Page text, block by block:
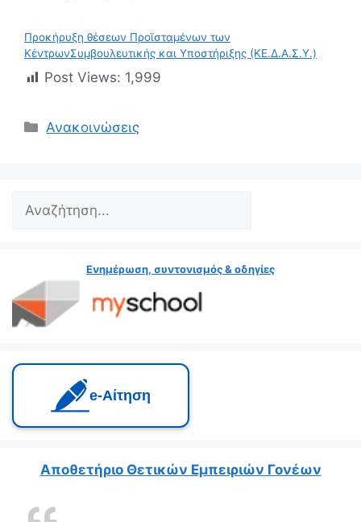
Προκήρυξη θέσεων Προϊσταμένων των
ΚέντρωνΣυμβουλευτικής και Υποστήριξης (ΚΕ.Δ.Α.Σ.Υ.)
Post Views: 1,999
Κατηγορίες
Ανακοινώσεις
Search
Ενημέρωση, συντονισμός & οδηγίες
e‑Αίτηση
Αποθετήριο Θετικών Εμπειριών Γονέων